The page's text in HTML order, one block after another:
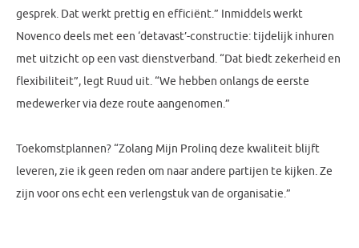
gesprek. Dat werkt prettig en efficiënt.” Inmiddels werkt
Novenco deels met een ‘detavast’-constructie: tijdelijk inhuren
met uitzicht op een vast dienstverband. “Dat biedt zekerheid en
flexibiliteit”, legt Ruud uit. “We hebben onlangs de eerste
medewerker via deze route aangenomen.”
Toekomstplannen? “Zolang Mijn Prolinq deze kwaliteit blijft
leveren, zie ik geen reden om naar andere partijen te kijken. Ze
zijn voor ons echt een verlengstuk van de organisatie.”